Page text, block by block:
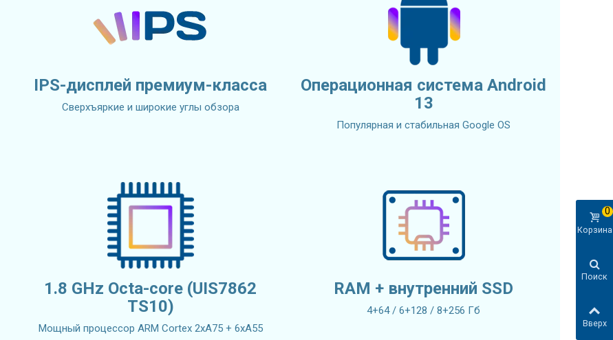
IPS-дисплей премиум-класса
Сверхъяркие и широкие углы обзора
Операционная система Android
13
Популярная и стабильная Google OS
1.8 GHz Octa-core (UIS7862
TS10)
Мощный процессор ARM Cortex 2xA75 + 6xA55
RAM + внутренний SSD
4+64 / 6+128 / 8+256 Гб
Корзина
0
Поиск
Вверх